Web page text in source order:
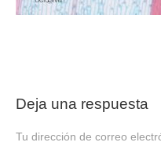
Deja una respuesta
Tu dirección de correo